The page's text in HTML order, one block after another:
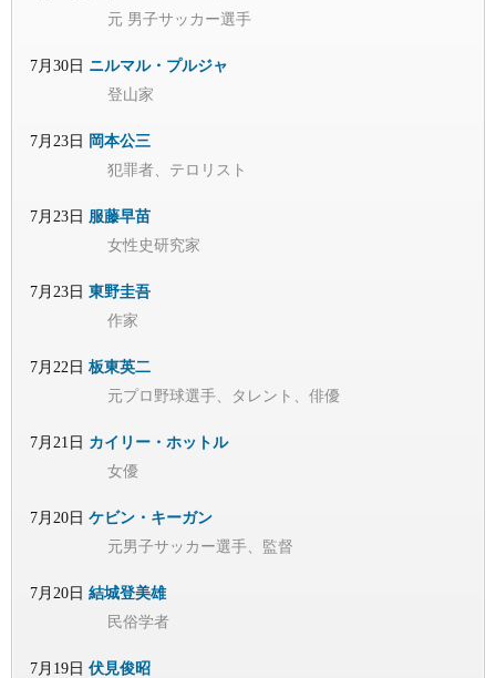
元 男子サッカー選手
7月30日 ニルマル・プルジャ
登山家
7月23日 岡本公三
犯罪者、テロリスト
7月23日 服藤早苗
女性史研究家
7月23日 東野圭吾
作家
7月22日 板東英二
元プロ野球選手、タレント、俳優
7月21日 カイリー・ホットル
女優
7月20日 ケビン・キーガン
元男子サッカー選手、監督
7月20日 結城登美雄
民俗学者
7月19日 伏見俊昭